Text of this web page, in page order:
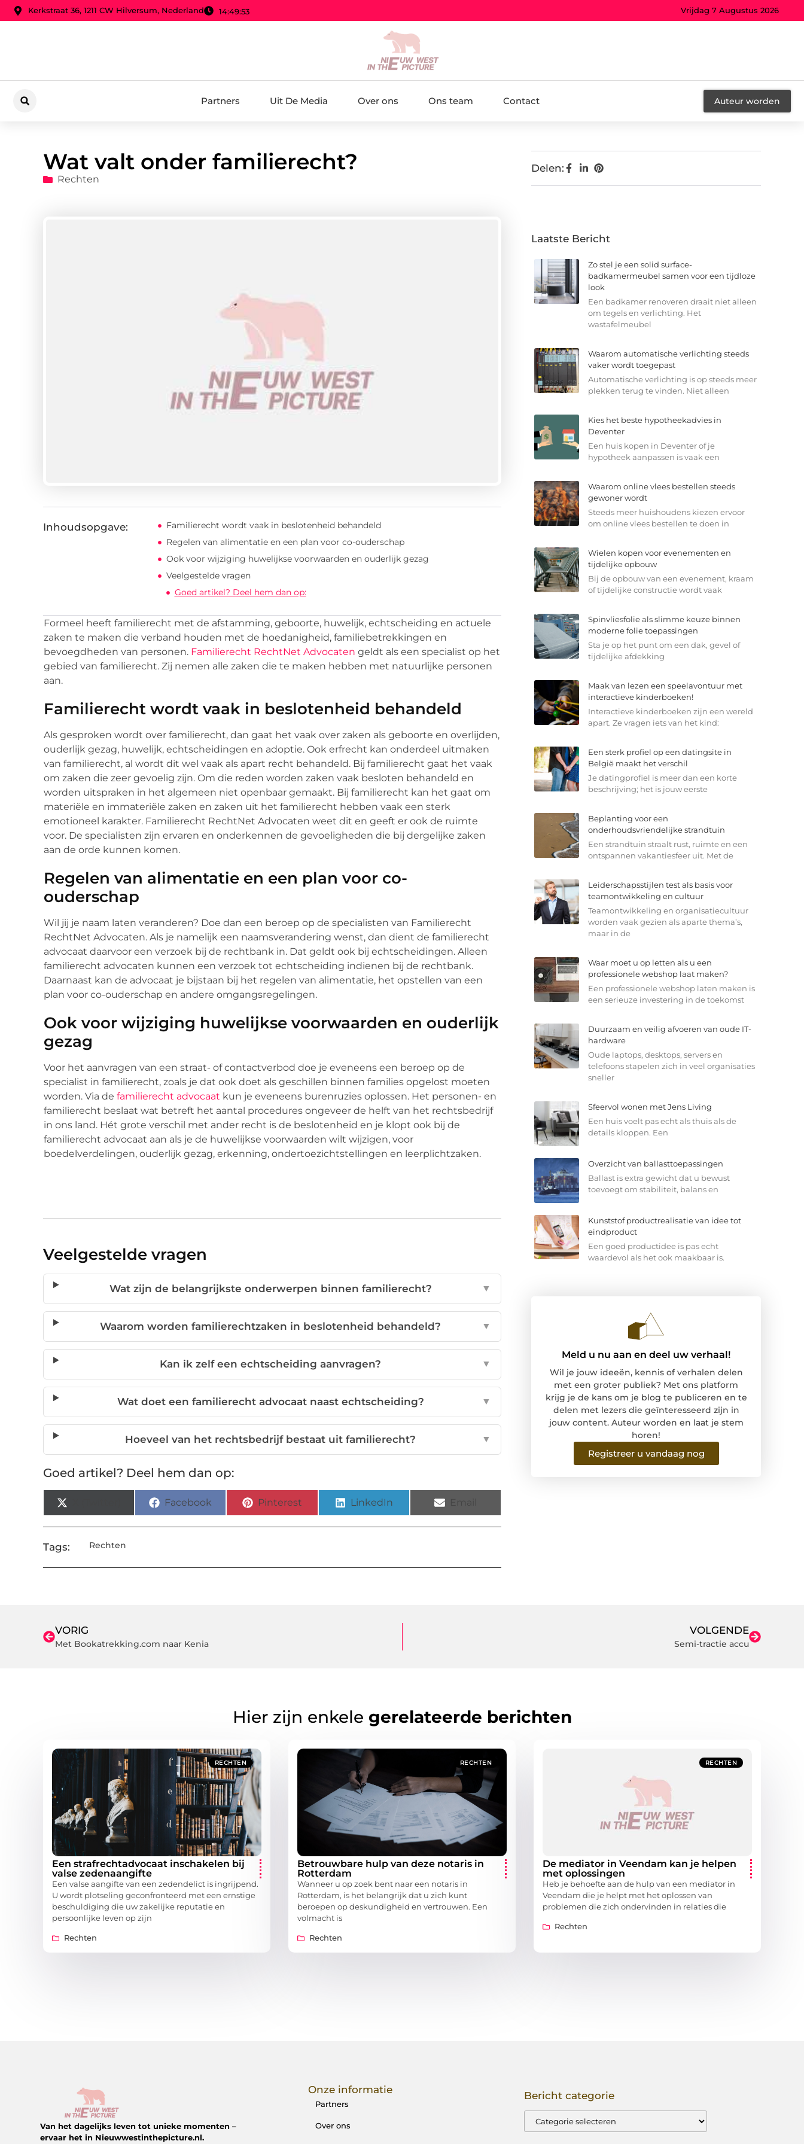
Kerkstraat 36, 1211 CW Hilversum, Nederland 14:49:54 Vrijdag 7 Augustus 2026
Partners Uit De Media Over ons Ons team Contact Auteur worden
Wat valt onder familierecht?
Rechten
Inhoudsopgave:
Familierecht wordt vaak in beslotenheid behandeld
Regelen van alimentatie en een plan voor co-ouderschap
Ook voor wijziging huwelijkse voorwaarden en ouderlijk gezag
Veelgestelde vragen
Goed artikel? Deel hem dan op:
Formeel heeft familierecht met de afstamming, geboorte, huwelijk, echtscheiding en actuele
zaken te maken die verband houden met de hoedanigheid, familiebetrekkingen en
bevoegdheden van personen. Familierecht RechtNet Advocaten geldt als een specialist op het
gebied van familierecht. Zij nemen alle zaken die te maken hebben met natuurlijke personen
aan.
Familierecht wordt vaak in beslotenheid behandeld
Als gesproken wordt over familierecht, dan gaat het vaak over zaken als geboorte en overlijden,
ouderlijk gezag, huwelijk, echtscheidingen en adoptie. Ook erfrecht kan onderdeel uitmaken
van familierecht, al wordt dit wel vaak als apart recht behandeld. Bij familierecht gaat het vaak
om zaken die zeer gevoelig zijn. Om die reden worden zaken vaak besloten behandeld en
worden uitspraken in het algemeen niet openbaar gemaakt. Bij familierecht kan het gaat om
materiële en immateriële zaken en zaken uit het familierecht hebben vaak een sterk
emotioneel karakter. Familierecht RechtNet Advocaten weet dit en geeft er ook de ruimte
voor. De specialisten zijn ervaren en onderkennen de gevoeligheden die bij dergelijke zaken
aan de orde kunnen komen.
Regelen van alimentatie en een plan voor co-
ouderschap
Wil jij je naam laten veranderen? Doe dan een beroep op de specialisten van Familierecht
RechtNet Advocaten. Als je namelijk een naamsverandering wenst, dan dient de familierecht
advocaat daarvoor een verzoek bij de rechtbank in. Dat geldt ook bij echtscheidingen. Alleen
familierecht advocaten kunnen een verzoek tot echtscheiding indienen bij de rechtbank.
Daarnaast kan de advocaat je bijstaan bij het regelen van alimentatie, het opstellen van een
plan voor co-ouderschap en andere omgangsregelingen.
Ook voor wijziging huwelijkse voorwaarden en ouderlijk
gezag
Voor het aanvragen van een straat- of contactverbod doe je eveneens een beroep op de
specialist in familierecht, zoals je dat ook doet als geschillen binnen families opgelost moeten
worden. Via de familierecht advocaat kun je eveneens burenruzies oplossen. Het personen- en
familierecht beslaat wat betreft het aantal procedures ongeveer de helft van het rechtsbedrijf
in ons land. Hét grote verschil met ander recht is de beslotenheid en je klopt ook bij de
familierecht advocaat aan als je de huwelijkse voorwaarden wilt wijzigen, voor
boedelverdelingen, ouderlijk gezag, erkenning, ondertoezichtstellingen en leerplichtzaken.
Veelgestelde vragen
Wat zijn de belangrijkste onderwerpen binnen familierecht? ▼
Waarom worden familierechtzaken in beslotenheid behandeld? ▼
Kan ik zelf een echtscheiding aanvragen? ▼
Wat doet een familierecht advocaat naast echtscheiding? ▼
Hoeveel van het rechtsbedrijf bestaat uit familierecht? ▼
Goed artikel? Deel hem dan op:
Facebook Pinterest LinkedIn
Tags: Rechten
Delen:
Laatste Bericht
Zo stel je een solid surface-
badkamermeubel samen voor een tijdloze
look
Een badkamer renoveren draait niet alleen
om tegels en verlichting. Het
wastafelmeubel
Waarom automatische verlichting steeds
vaker wordt toegepast
Automatische verlichting is op steeds meer
plekken terug te vinden. Niet alleen
Kies het beste hypotheekadvies in
Deventer
Een huis kopen in Deventer of je
hypotheek aanpassen is vaak een
Waarom online vlees bestellen steeds
gewoner wordt
Steeds meer huishoudens kiezen ervoor
om online vlees bestellen te doen in
Wielen kopen voor evenementen en
tijdelijke opbouw
Bij de opbouw van een evenement, kraam
of tijdelijke constructie wordt vaak
Spinvliesfolie als slimme keuze binnen
moderne folie toepassingen
Sta je op het punt om een dak, gevel of
tijdelijke afdekking
Maak van lezen een speelavontuur met
interactieve kinderboeken!
Interactieve kinderboeken zijn een wereld
apart. Ze vragen iets van het kind:
Een sterk profiel op een datingsite in
België maakt het verschil
Je datingprofiel is meer dan een korte
beschrijving; het is jouw eerste
Beplanting voor een
onderhoudsvriendelijke strandtuin
Een strandtuin straalt rust, ruimte en een
ontspannen vakantiesfeer uit. Met de
Leiderschapsstijlen test als basis voor
teamontwikkeling en cultuur
Teamontwikkeling en organisatiecultuur
worden vaak gezien als aparte thema’s,
maar in de
Waar moet u op letten als u een
professionele webshop laat maken?
Een professionele webshop laten maken is
een serieuze investering in de toekomst
Duurzaam en veilig afvoeren van oude IT-
hardware
Oude laptops, desktops, servers en
telefoons stapelen zich in veel organisaties
sneller
Sfeervol wonen met Jens Living
Een huis voelt pas echt als thuis als de
details kloppen. Een
Overzicht van ballasttoepassingen
Ballast is extra gewicht dat u bewust
toevoegt om stabiliteit, balans en
Kunststof productrealisatie van idee tot
eindproduct
Een goed productidee is pas echt
waardevol als het ook maakbaar is.
Meld u nu aan en deel uw verhaal!
Wil je jouw ideeën, kennis of verhalen delen
met een groter publiek? Met ons platform
krijg je de kans om je blog te publiceren en te
delen met lezers die geïnteresseerd zijn in
jouw content. Auteur worden en laat je stem
horen!
Registreer u vandaag nog
VORIG
Met Bookatrekking.com naar Kenia
VOLGENDE
Semi-tractie accu
Hier zijn enkele gerelateerde berichten
RECHTEN
Een strafrechtadvocaat inschakelen bij
valse zedenaangifte
Een valse aangifte van een zedendelict is ingrijpend.
U wordt plotseling geconfronteerd met een ernstige
beschuldiging die uw zakelijke reputatie en
persoonlijke leven op zijn
Rechten
RECHTEN
Betrouwbare hulp van deze notaris in
Rotterdam
Wanneer u op zoek bent naar een notaris in
Rotterdam, is het belangrijk dat u zich kunt
beroepen op deskundigheid en vertrouwen. Een
volmacht is
Rechten
RECHTEN
De mediator in Veendam kan je helpen
met oplossingen
Heb je behoefte aan de hulp van een mediator in
Veendam die je helpt met het oplossen van
problemen die zich ondervinden in relaties die
Rechten
Van het dagelijks leven tot unieke momenten –
ervaar het in Nieuwwestinthepicture.nl.
Onze informatie
Partners
Over ons
Bericht categorie